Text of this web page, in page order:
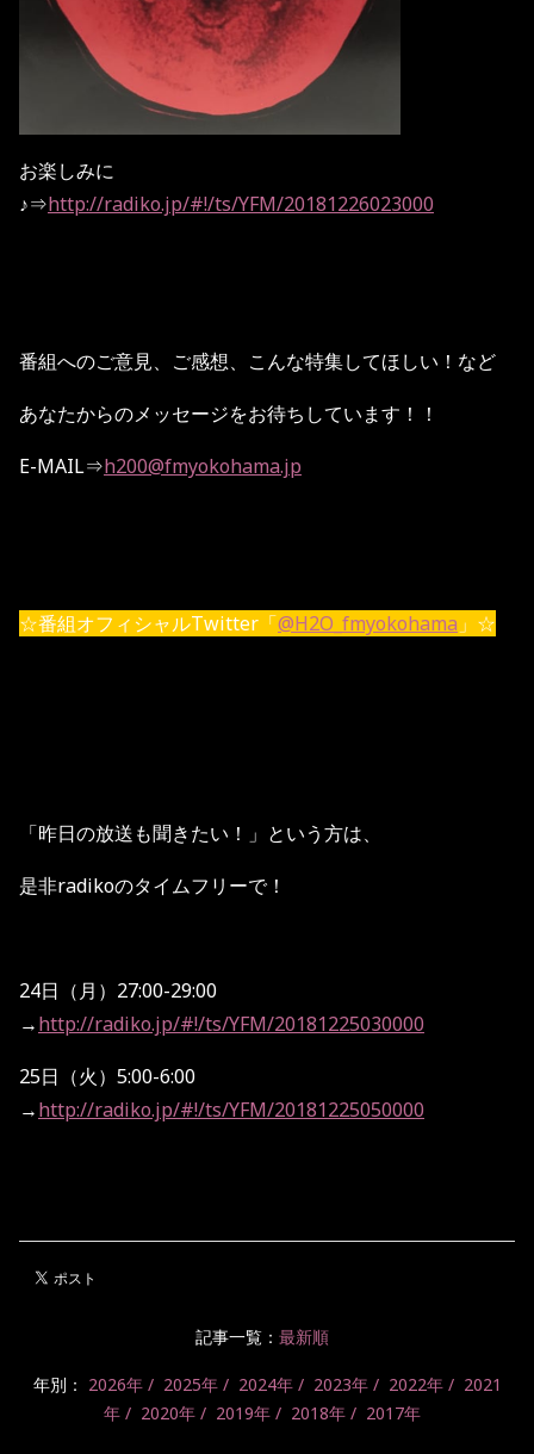
お楽しみに
♪⇒http://radiko.jp/#!/ts/YFM/20181226023000
番組へのご意見、ご感想、こんな特集してほしい！など
あなたからのメッセージをお待ちしています！！
E-MAIL⇒h200@fmyokohama.jp
☆番組オフィシャルTwitter「@H2O_fmyokohama 」☆
「昨日の放送も聞きたい！」という方は、
是非radikoのタイムフリーで！
24日（月）27:00-29:00
→http://radiko.jp/#!/ts/YFM/20181225030000
25日（火）5:00-6:00
→http://radiko.jp/#!/ts/YFM/20181225050000
記事一覧： 最新順
年別： 2026年 2025年 2024年 2023年 2022年
2021
年
2020年 2019年 2018年 2017年